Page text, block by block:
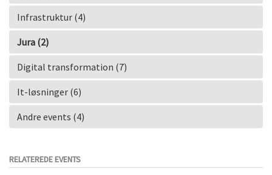
Infrastruktur (4)
Jura (2)
Digital transformation (7)
It-løsninger (6)
Andre events (4)
RELATEREDE EVENTS